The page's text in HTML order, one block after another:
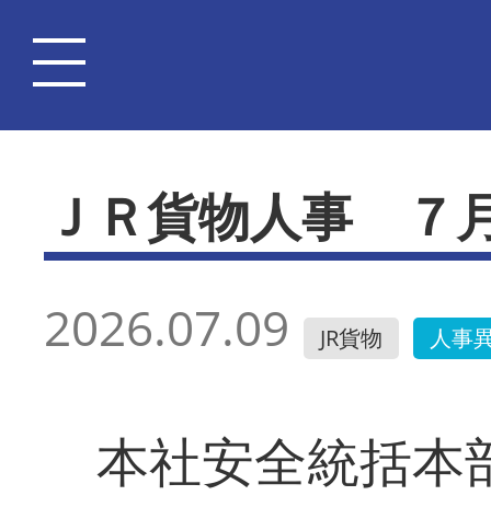
ＪＲ貨物人事 ７
2026.07.09 JR貨物 人事
本社安全統括本